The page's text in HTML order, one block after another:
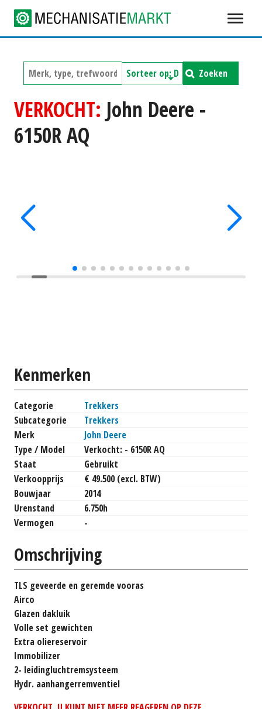
Zoeken
VERKOCHT: John Deere -
6150R AQ
Kenmerken
Categorie
Trekkers
Subcategorie
Trekkers
Merk
John Deere
Type / Model
Verkocht: - 6150R AQ
Staat
Gebruikt
Verkoopprijs
€ 49.500 (excl. BTW)
Bouwjaar
2014
Urenstand
6.750h
Vermogen
-
Omschrijving
TLS geveerde en geremde vooras
Airco
Glazen dakluik
Volle set gewichten
Extra oliereservoir
Immobilizer
2- leidingluchtremsysteem
Hydr. aanhangerremventiel